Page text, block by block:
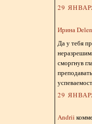
29
Ирина
Да у тебя
сморгнув
29
Andrii